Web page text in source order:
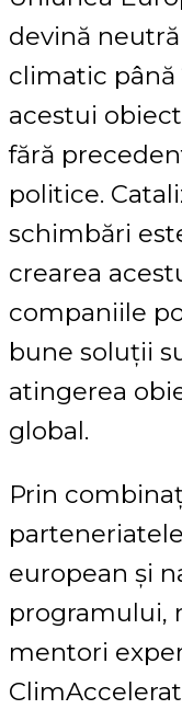
devină
climatic până
acestui
fără
politice.
schimbări
crearea
companiile
bune soluții
atingerea
global.
Prin
european și
programului,
mentori